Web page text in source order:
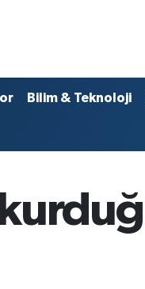
Bilim & Teknoloji